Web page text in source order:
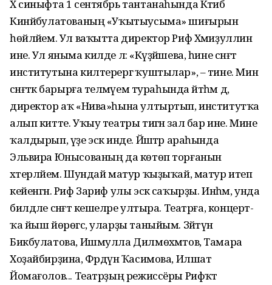
X синыфта 1 сентябрь тантанаһында Кәтибә
Кинйәбулатованың «Уҡытыу­сыма» шиғырын
һөйләйем. Ул ваҡытта директор Риф Хәмиҙуллин
ине. Ул яныма килде лә: «Күҙйәшева, һине сәнғәт
институтына килтерергә ҡуштылар», – тине. Мин
сәнғәткә барырға теләмәүем тураһында әйт­һәм дә,
директор аҡ «Нива»­һына ултыртып, институтҡа
алып китте. Уҡыу театры тигән зал бар ине. Мине
ҡалдырып, үҙе эскә инде. Йәштәр араһында
Эльвира Юнысованың да көтөп торғанын
хәтерләйем. Шундай матур ҡыҙыҡай, матур итеп
кейенгән. Риф Зариф улы эскә саҡырҙы. Инһәм, унда
билдәле сәнғәт кешеләре ултыра. Театрға, концерт­
ҡа йыш йөрөгәс, уларҙы таныйым. Зәйтүнә
Бикбулатова, Ишмулла Дилмөхәмәтов, Тамара
Хоҙайбир­ҙина, Фәрдүнә Ҡасимова, Илшат
Йомағолов... Театр­ҙың режиссёры Рифҡәт